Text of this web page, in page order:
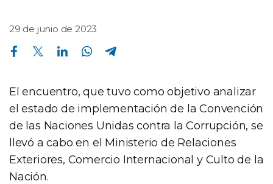
29 de junio de 2023
Compartir en Facebook Compartir en Twitter Compartir en Linkedin Compartir en Whatsapp
El encuentro, que tuvo como objetivo analizar
el estado de implementación de la Convención
de las Naciones Unidas contra la Corrupción, se
llevó a cabo en el Ministerio de Relaciones
Exteriores, Comercio Internacional y Culto de la
Nación.